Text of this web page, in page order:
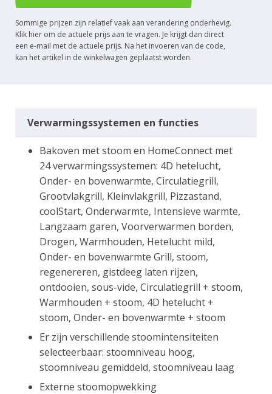
Sommige prijzen zijn relatief vaak aan verandering onderhevig.
Klik hier om de actuele prijs aan te vragen. Je krijgt dan direct
een e-mail met de actuele prijs. Na het invoeren van de code,
kan het artikel in de winkelwagen geplaatst worden.
Verwarmingssystemen en functies
Bakoven met stoom en HomeConnect met
24 verwarmingssystemen: 4D hetelucht,
Onder- en bovenwarmte, Circulatiegrill,
Grootvlakgrill, Kleinvlakgrill, Pizzastand,
coolStart, Onderwarmte, Intensieve warmte,
Langzaam garen, Voorverwarmen borden,
Drogen, Warmhouden, Hetelucht mild,
Onder- en bovenwarmte Grill, stoom,
regenereren, gistdeeg laten rijzen,
ontdooien, sous-vide, Circulatiegrill + stoom,
Warmhouden + stoom, 4D hetelucht +
stoom, Onder- en bovenwarmte + stoom
Er zijn verschillende stoomintensiteiten
selecteerbaar: stoomniveau hoog,
stoomniveau gemiddeld, stoomniveau laag
Externe stoomopwekking